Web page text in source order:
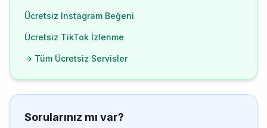
Ücretsiz Instagram Beğeni
Ücretsiz TikTok İzlenme
→ Tüm Ücretsiz Servisler
Sorularınız mı var?